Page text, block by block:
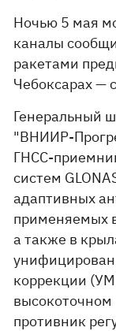
Ночью 5 мая
каналы
ракетами
Чебоксарах —
Генеральный
"ВНИИР-
ГНСС-
систем
адаптивных
применяемых
а также в
коррекции
противник